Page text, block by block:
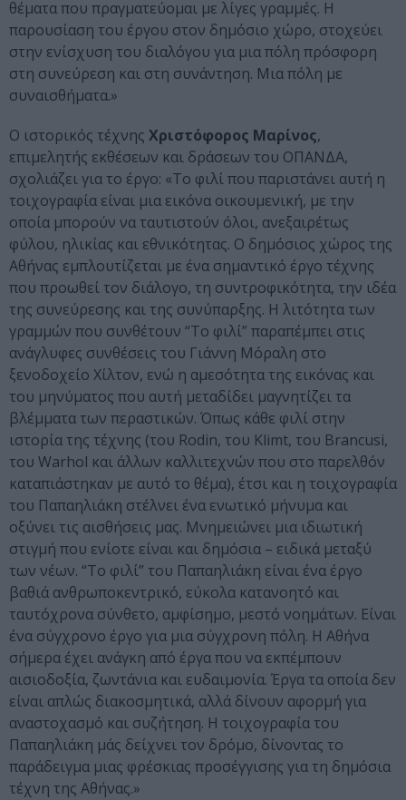
θέματα που πραγματεύομαι με λίγες γραμμές. Η
παρουσίαση του έργου στον δημόσιο χώρο, στοχεύει
στην ενίσχυση του διαλόγου για μια πόλη πρόσφορη
στη συνεύρεση και στη συνάντηση. Μια πόλη με
συναισθήματα.»
Ο ιστορικός τέχνης Χριστόφορος Μαρίνος,
επιμελητής εκθέσεων και δράσεων του ΟΠΑΝΔΑ,
σχολιάζει για το έργο: «Το φιλί που παριστάνει αυτή η
τοιχογραφία είναι μια εικόνα οικουμενική, με την
οποία μπορούν να ταυτιστούν όλοι, ανεξαιρέτως
φύλου, ηλικίας και εθνικότητας. Ο δημόσιος χώρος της
Αθήνας εμπλουτίζεται με ένα σημαντικό έργο τέχνης
που προωθεί τον διάλογο, τη συντροφικότητα, την ιδέα
της συνεύρεσης και της συνύπαρξης. Η λιτότητα των
γραμμών που συνθέτουν “Το φιλί” παραπέμπει στις
ανάγλυφες συνθέσεις του Γιάννη Μόραλη στο
ξενοδοχείο Χίλτον, ενώ η αμεσότητα της εικόνας και
του μηνύματος που αυτή μεταδίδει μαγνητίζει τα
βλέμματα των περαστικών. Όπως κάθε φιλί στην
ιστορία της τέχνης (του Rodin, του Klimt, του Brancusi,
του Warhol και άλλων καλλιτεχνών που στο παρελθόν
καταπιάστηκαν με αυτό το θέμα), έτσι και η τοιχογραφία
του Παπαηλιάκη στέλνει ένα ενωτικό μήνυμα και
οξύνει τις αισθήσεις μας. Μνημειώνει μια ιδιωτική
στιγμή που ενίοτε είναι και δημόσια – ειδικά μεταξύ
των νέων. “Το φιλί” του Παπαηλιάκη είναι ένα έργο
βαθιά ανθρωποκεντρικό, εύκολα κατανοητό και
ταυτόχρονα σύνθετο, αμφίσημο, μεστό νοημάτων. Είναι
ένα σύγχρονο έργο για μια σύγχρονη πόλη. Η Αθήνα
σήμερα έχει ανάγκη από έργα που να εκπέμπουν
αισιοδοξία, ζωντάνια και ευδαιμονία. Έργα τα οποία δεν
είναι απλώς διακοσμητικά, αλλά δίνουν αφορμή για
αναστοχασμό και συζήτηση. Η τοιχογραφία του
Παπαηλιάκη μάς δείχνει τον δρόμο, δίνοντας το
παράδειγμα μιας φρέσκιας προσέγγισης για τη δημόσια
τέχνη της Αθήνας.»